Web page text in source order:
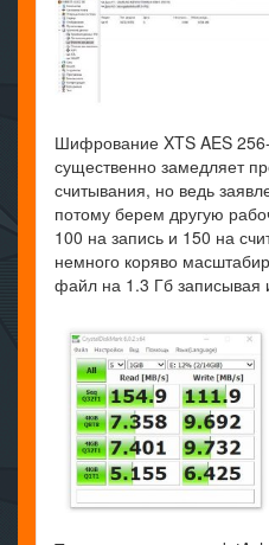
Шифрование XTS AES
существенно замедляет
считывания, но ведь
потому берем другую
100 на запись и 150 на
немного коряво
файл на 1.3 Гб записывая